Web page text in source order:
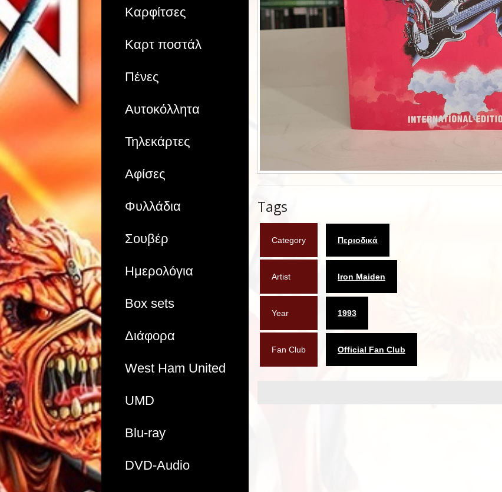
Καρφίτσες
Καρτ ποστάλ
Πένες
Αυτοκόλλητα
Τηλεκάρτες
Αφίσες
Φυλλάδια
Σουβέρ
Ημερολόγια
Box sets
Διάφορα
West Ham United
UMD
Blu-ray
DVD-Audio
Tags
Category Περιοδικά
Artist Iron Maiden
Year 1993
Fan Club Official Fan Club